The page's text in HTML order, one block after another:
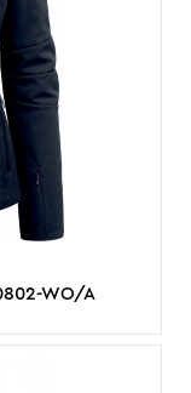
WO/A